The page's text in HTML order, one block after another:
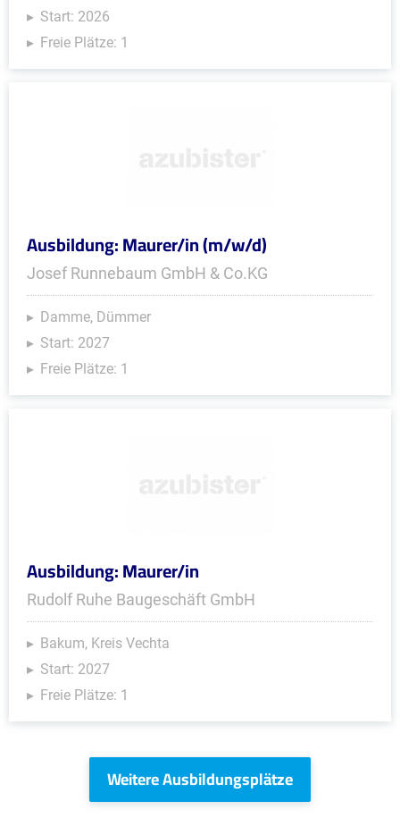
Start: 2026
Freie Plätze: 1
Ausbildung: Maurer/in (m/w/d)
Josef Runnebaum GmbH & Co.KG
Damme, Dümmer
Start: 2027
Freie Plätze: 1
Ausbildung: Maurer/in
Rudolf Ruhe Baugeschäft GmbH
Bakum, Kreis Vechta
Start: 2027
Freie Plätze: 1
Weitere Ausbildungsplätze